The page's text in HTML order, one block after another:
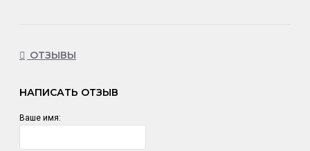
ОТЗЫВЫ
НАПИСАТЬ ОТЗЫВ
Ваше имя: